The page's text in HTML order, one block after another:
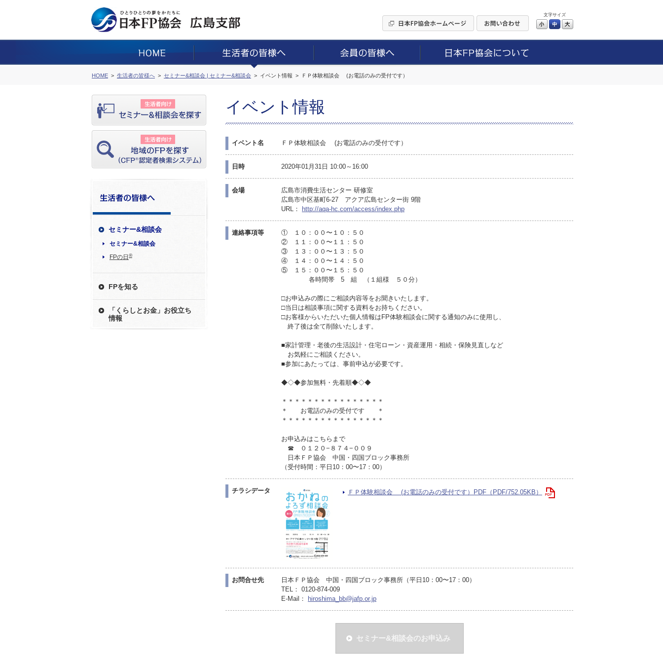
文字サイズ
小 中
HOME 生活者の皆様へ セミナー&相談会 | セミナー&相談会 イベント情報 ＦＰ体験相談会 (お電話のみの受付です）
セミナー&相談会
セミナー&相談会
FPの日 ®
FPを知る
「くらしとお金」お役立ち
情報
イベント情報
イベント名 ＦＰ体験相談会 (お電話のみの受付です）
日時 2020年01月31日 10:00～16:00
会場
広島市消費生活センター 研修室
広島市中区基町6-27 アクア広島センター街 9階
URL：
http://aqa-hc.com/access/index.php
連絡事項等
① １０：００〜１０：５０
② １１：００〜１１：５０
③ １３：００〜１３：５０
④ １４：００〜１４：５０
⑤ １５：００〜１５：５０
各時間帯 5 組 （１組様 ５０分）
□お申込みの際にご相談内容等をお聞きいたします。
□当日は相談事項に関する資料をお持ちください。
□お客様からいただいた個人情報はFP体験相談会に関する通知のみに使用し、
終了後は全て削除いたします。
■家計管理・老後の生活設計・住宅ローン・資産運用・相続・保険見直しなど
お気軽にご相談ください。
■参加にあたっては、事前申込が必要です。
◆◇◆参加無料・先着順◆◇◆
＊＊＊＊＊＊＊＊＊＊＊＊＊＊＊＊
＊ お電話のみの受付です ＊
＊＊＊＊＊＊＊＊＊＊＊＊＊＊＊＊
お申込みはこちらまで
☎ ０１２０−８７４−００９
日本ＦＰ協会 中国・四国ブロック事務所
（受付時間：平日10：00〜17：00）
チラシデータ ＦＰ体験相談会 (お電話のみの受付です）PDF（PDF/752.05KB）
お問合せ先
日本ＦＰ協会 中国・四国ブロック事務所（平日10：00〜17：00）
TEL： 0120-874-009
E-Mail： hiroshima_bb@jafp.or.jp
セミナー&相談会のお申込み